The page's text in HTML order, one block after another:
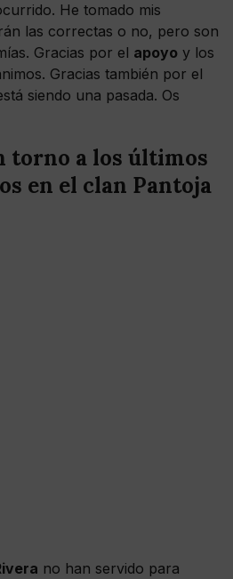
He tomado mis
las correctas o no, pero son
Gracias por el apoyo y los
Gracias también por el
siendo una pasada. Os
torno a los últimos
en el clan Pantoja
no han servido para